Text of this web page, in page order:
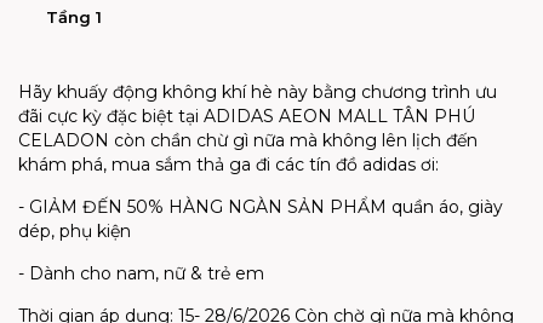
Tầng 1
Hãy khuấy động không khí hè này bằng chương trình ưu
đãi cực kỳ đặc biệt tại ADIDAS AEON MALL TÂN PHÚ
CELADON còn chần chừ gì nữa mà không lên lịch đến
khám phá, mua sắm thả ga đi các tín đồ adidas ơi:
- GIẢM ĐẾN 50% HÀNG NGÀN SẢN PHẨM quần áo, giày
dép, phụ kiện
- Dành cho nam, nữ & trẻ em
Thời gian áp dụng: 15- 28/6/2026 Còn chờ gì nữa mà không